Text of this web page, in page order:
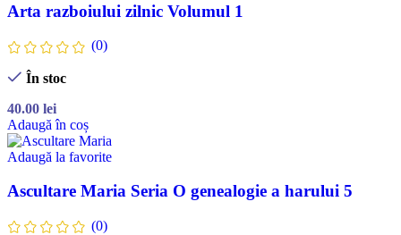
Arta razboiului zilnic Volumul 1
(0)
În stoc
40.00 lei
Adaugă în coș
Adaugă la favorite
Ascultare Maria Seria O genealogie a harului 5
(0)